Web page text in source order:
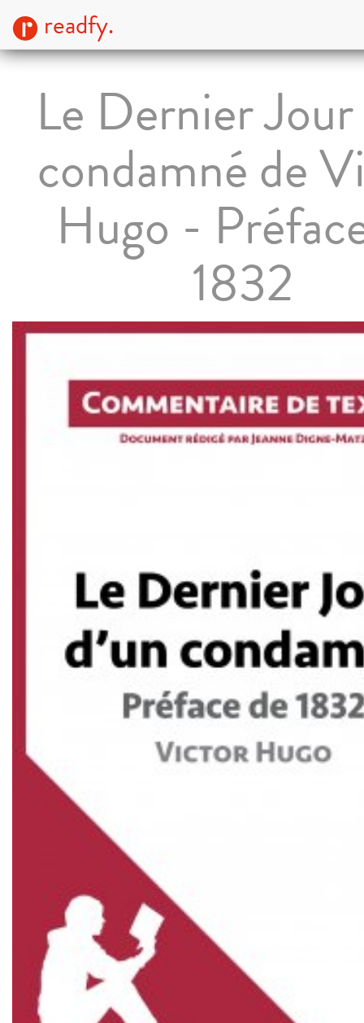
readfy.
Le Dernier
condamné de
Hugo -
1832